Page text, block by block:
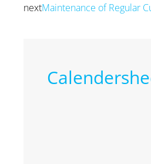
nextMaintenance of Regular